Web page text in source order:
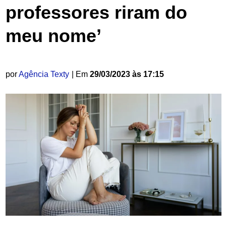
professores riram do
meu nome’
porAgência Texty | Em 29/03/2023 às 17:15